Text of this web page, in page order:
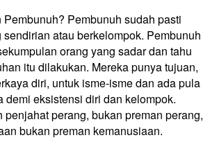
Pembunuh sudah pasti
atau berkelompok. Pembunuh
orang yang sadar dan tahu
itu dilakukan. Mereka punya tujuan,
diri, untuk isme-isme dan ada pula
demi eksistensi diri dan kelompok.
penjahat perang, bukan preman perang,
bukan preman kemanusiaan.